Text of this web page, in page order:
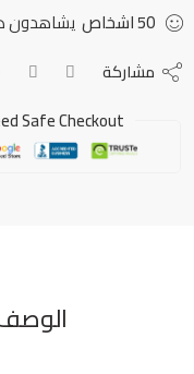
50اشخاص يشاهدون
مشاركة
Safe Checkout